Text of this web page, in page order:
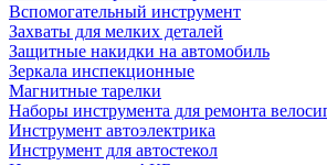
Вспомогательный инструмент
Захваты для мелких деталей
Защитные накидки на автомобиль
Зеркала инспекционные
Магнитные тарелки
Наборы инструмента для ремонта
Инструмент автоэлектрика
Инструмент для автостекол